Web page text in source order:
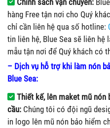
hàng Free tận nơi cho Quý
chỉ cần liên hệ qua số hotline:
tin liên hệ, Blue Sea sẽ liên hệ
mẫu tận nơi để Quý khách có
– Dịch vụ hỗ trợ khi làm nón
Blue Sea:
Thiết kế, lên maket mũ nón
cầu: Chúng tôi có đội ngũ
in logo lên mũ nón bảo hiểm